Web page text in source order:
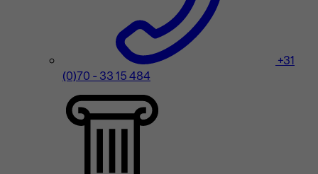
+31
(0)70 - 33 15 484